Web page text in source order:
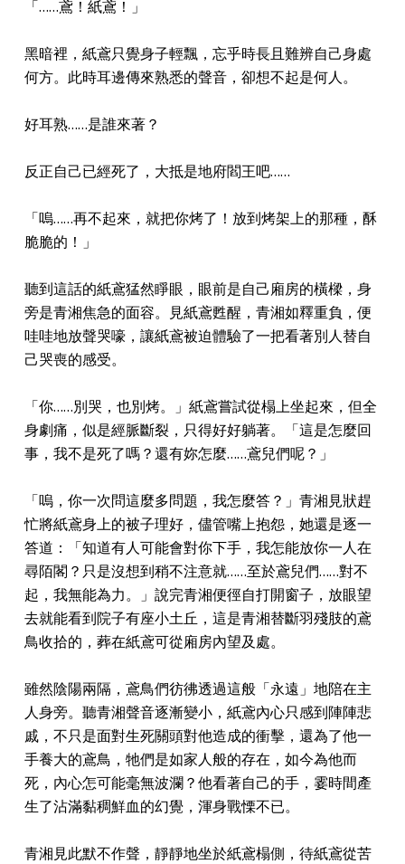
「……鳶！紙鳶！」
黑暗裡，紙鳶只覺身子輕飄，忘乎時長且難辨自己身處
何方。此時耳邊傳來熟悉的聲音，卻想不起是何人。
好耳熟……是誰來著？
反正自己已經死了，大抵是地府閻王吧……
「嗚……再不起來，就把你烤了！放到烤架上的那種，酥
脆脆的！」
聽到這話的紙鳶猛然睜眼，眼前是自己廂房的橫樑，身
旁是青湘焦急的面容。見紙鳶甦醒，青湘如釋重負，便
哇哇地放聲哭嚎，讓紙鳶被迫體驗了一把看著別人替自
己哭喪的感受。
「你……別哭，也別烤。」紙鳶嘗試從榻上坐起來，但全
身劇痛，似是經脈斷裂，只得好好躺著。「這是怎麼回
事，我不是死了嗎？還有妳怎麼……鳶兒們呢？」
「嗚，你一次問這麼多問題，我怎麼答？」青湘見狀趕
忙將紙鳶身上的被子理好，儘管嘴上抱怨，她還是逐一
答道：「知道有人可能會對你下手，我怎能放你一人在
尋陌閣？只是沒想到稍不注意就……至於鳶兒們……對不
起，我無能為力。」說完青湘便徑自打開窗子，放眼望
去就能看到院子有座小土丘，這是青湘替斷羽殘肢的鳶
鳥收拾的，葬在紙鳶可從廂房內望及處。
雖然陰陽兩隔，鳶鳥們彷彿透過這般「永遠」地陪在主
人身旁。聽青湘聲音逐漸變小，紙鳶內心只感到陣陣悲
戚，不只是面對生死關頭對他造成的衝擊，還為了他一
手養大的鳶鳥，牠們是如家人般的存在，如今為他而
死，內心怎可能毫無波瀾？他看著自己的手，霎時間產
生了沾滿黏稠鮮血的幻覺，渾身戰慄不已。
青湘見此默不作聲，靜靜地坐於紙鳶榻側，待紙鳶從苦